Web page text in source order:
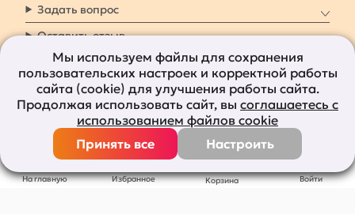
На главную Избранное Корзина Войти
Задать вопрос
Оставить отзыв
8 800 7009 161 Заказать звонок
Наши социальные
сети
Все права защищены © 2011-2026bolshepodarkov.ru
Мы используем файлы для сохранения
пользовательских настроек и корректной работы
сайта (cookie) для улучшения работы сайта.
Продолжая использовать сайт, вы соглашаетесь с
использованием файлов cookie
Принять все
Настроить